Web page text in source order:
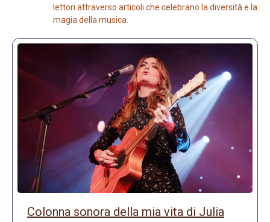
lettori attraverso articoli che celebrano la diversità e la
magia della musica.
Colonna sonora della mia vita di Julia